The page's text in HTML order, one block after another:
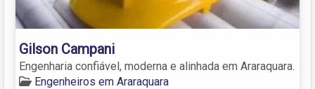
Gilson Campani
Engenharia confiável, moderna e alinhada em Araraquara.
Engenheiros em Araraquara